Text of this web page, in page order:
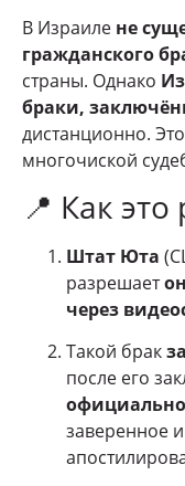
В Израиле не
гражданского
страны. Однако
браки,
дистанционно.
многочиской
📍 Как
Штат Юта
разрешает
через
Такой брак
после его
заверенное